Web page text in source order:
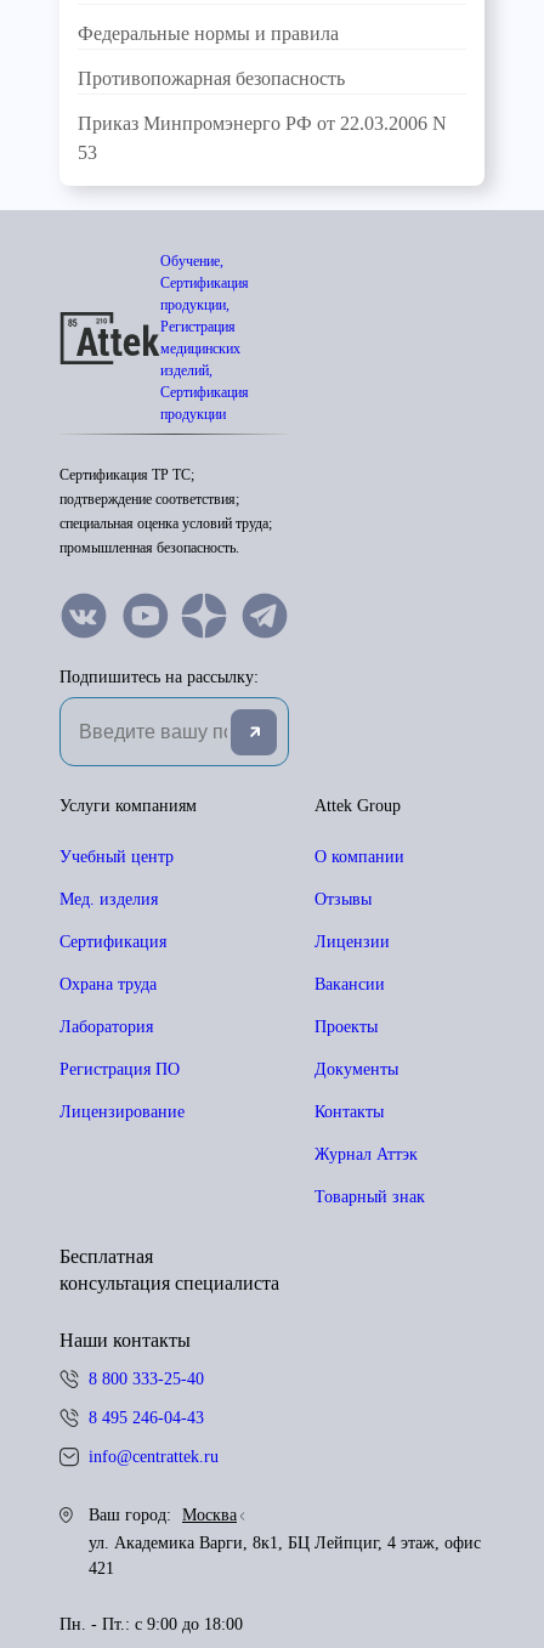
Федеральные нормы и правила
Противопожарная безопасность
Приказ Минпромэнерго РФ от 22.03.2006 N
53
Обучение,
Сертификация
продукции,
Регистрация
медицинских
изделий,
Сертификация
продукции
Сертификация ТР ТС;
подтверждение соответствия;
специальная оценка условий труда;
промышленная безопасность.
Подпишитесь на рассылку:
Attek Group
О компании
Отзывы
Лицензии
Вакансии
Проекты
Документы
Контакты
Журнал Аттэк
Товарный знак
Услуги компаниям
Учебный центр
Мед. изделия
Сертификация
Охрана труда
Лаборатория
Регистрация ПО
Лицензирование
Бесплатная
консультация специалиста
Наши контакты
8 800 333-25-40
8 495 246-04-43
info@centrattek.ru
Ваш город:
Москва
ул. Академика Варги, 8к1, БЦ Лейпциг, 4 этаж, офис
421
Пн. - Пт.: с 9:00 до 18:00